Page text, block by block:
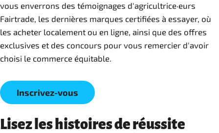
vous enverrons des témoignages d'agricultrice·eurs
Fairtrade, les dernières marques certifiées à essayer, où
les acheter localement ou en ligne, ainsi que des offres
exclusives et des concours pour vous remercier d'avoir
choisi le commerce équitable.
Inscrivez-vous
Lisez les histoires de réussite